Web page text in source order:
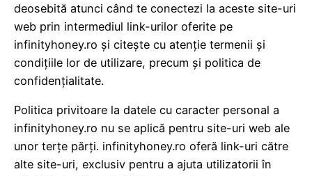
deosebită atunci când te conectezi la aceste site-uri
web prin intermediul link-urilor oferite pe
infinityhoney.ro și citește cu atenție termenii și
condițiile lor de utilizare, precum și politica de
confidențialitate.
Politica privitoare la datele cu caracter personal a
infinityhoney.ro nu se aplică pentru site-uri web ale
unor terțe părți. infinityhoney.ro oferă link-uri către
alte site-uri, exclusiv pentru a ajuta utilizatorii în